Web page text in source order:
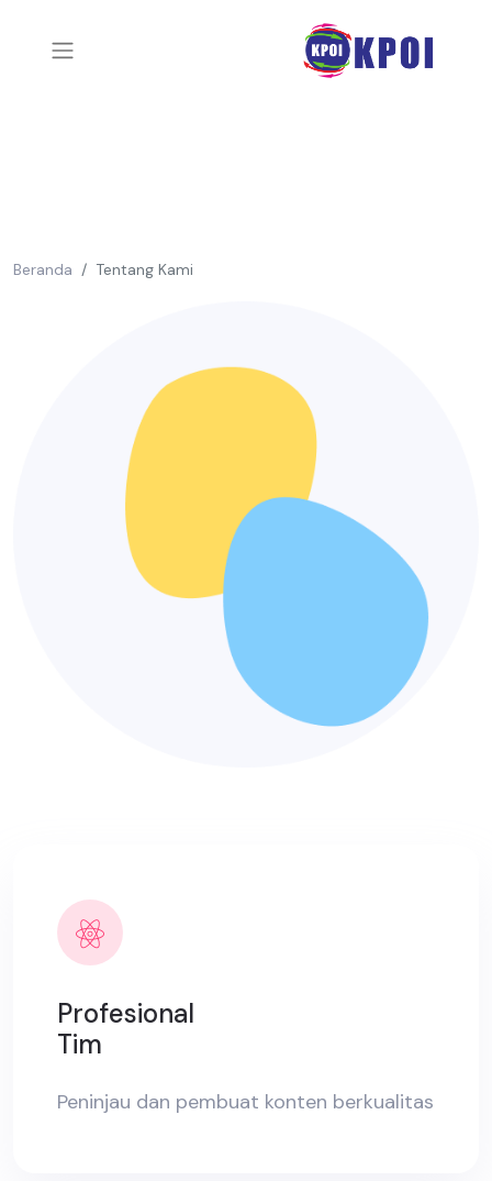
Beranda Tentang Kami
Profesional
Tim
Peninjau dan pembuat konten berkualitas